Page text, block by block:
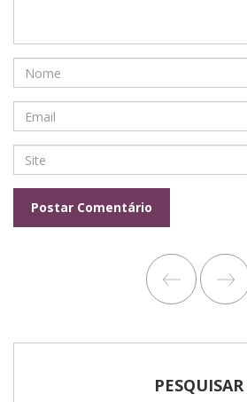
PESQUISAR